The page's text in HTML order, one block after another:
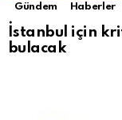
Gündem Haberler
İstanbul için
bulacak